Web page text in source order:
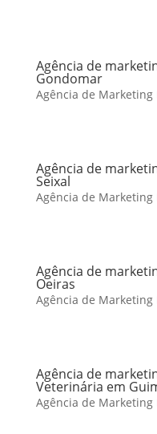
Agência de
Gondomar
Agência de
Agência de
Seixal
Agência de
Agência de
Oeiras
Agência de
Agência de
Veterinária em
Agência de